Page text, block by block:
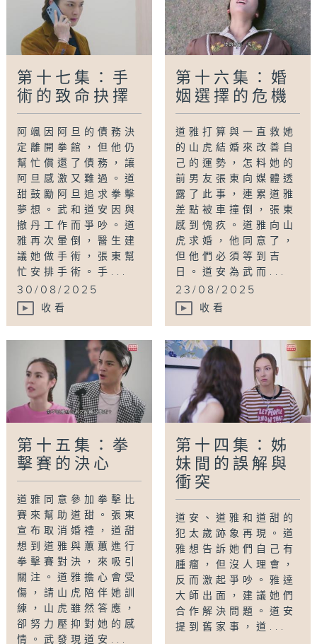
第十七集：手
術的致命抉擇
阿颯因阿旦的債務決
定離開拳館，但他仍
幫忙償還了債務，讓
阿旦感激又難過。道
甜鼓勵阿旦追求拳擊
夢想。武和道安因與
撤丹工作而爭吵。道
雅再次暈倒，醫生建
議她做手術，張東幫
忙安排手術。手...
30/08/2025
收看
第十六集：婚
姻選擇的危機
道雅打算與一直救她
的山虎結婚來改善自
己的運勢，怎料她的
前男友張東向媒體透
露了此事，連累道雅
差點被車撞倒，張東
感到愧疚。道雅向山
虎求婚，他同意了，
但他們必須等到吉
日。道安為武而...
23/08/2025
收看
第十五集：拳
擊賽的決心
道雅同意參加拳擊比
賽來幫助道甜。張東
宣布取消婚禮，道甜
想到道雅與蕙蕙進行
拳擊賽對決，來吸引
關注。道雅擔心會受
傷，請山虎陪伴她訓
練，山虎雖然答應，
卻努力壓抑對她的感
情。武發現道安...
第十四集：姊
妹間的誤解與
衝突
道安、道雅和道甜的
犯太歲跡象再現。道
雅想告訴她們自己有
腫瘤，但沒人理會，
反而激起爭吵。雅達
大師出面，建議她們
合作解決問題。道安
提到舊家事，道...